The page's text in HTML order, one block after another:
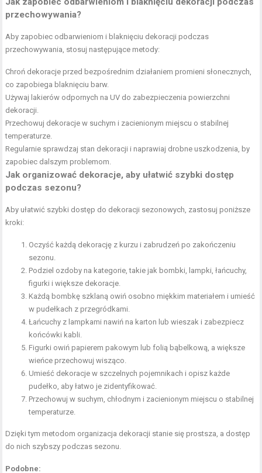
przechowywania?
Aby zapobiec odbarwieniom i blaknięciu dekoracji podczas
przechowywania, stosuj następujące metody:
Chroń dekoracje przed bezpośrednim działaniem promieni słonecznych,
co zapobiega blaknięciu barw.
Używaj lakierów odpornych na UV do zabezpieczenia powierzchni
dekoracji.
Przechowuj dekoracje w suchym i zacienionym miejscu o stabilnej
temperaturze.
Regularnie sprawdzaj stan dekoracji i naprawiaj drobne uszkodzenia, by
zapobiec dalszym problemom.
Jak organizować dekoracje, aby ułatwić szybki dostęp
podczas sezonu?
Aby ułatwić szybki dostęp do dekoracji sezonowych, zastosuj poniższe
kroki:
Oczyść każdą dekorację z kurzu i zabrudzeń po zakończeniu
sezonu.
Podziel ozdoby na kategorie, takie jak bombki, lampki, łańcuchy,
figurki i większe dekoracje.
Każdą bombkę szklaną owiń osobno miękkim materiałem i umieść
w pudełkach z przegródkami.
Łańcuchy z lampkami nawiń na karton lub wieszak i zabezpiecz
końcówki kabli.
Figurki owiń papierem pakowym lub folią bąbelkową, a większe
wieńce przechowuj wisząco.
Umieść dekoracje w szczelnych pojemnikach i opisz każde
pudełko, aby łatwo je zidentyfikować.
Przechowuj w suchym, chłodnym i zacienionym miejscu o stabilnej
temperaturze.
Dzięki tym metodom organizacja dekoracji stanie się prostsza, a dostęp
do nich szybszy podczas sezonu.
Podobne: